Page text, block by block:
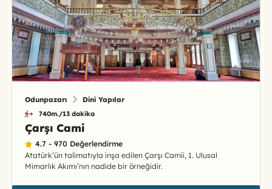
Odunpazarı Dini Yapılar
740m./13 dakika
Çarşı Cami
4.7 - 970 Değerlendirme
Atatürk’ün talimatıyla inşa edilen Çarşı Camii, 1. Ulusal
Mimarlık Akımı’nın nadide bir örneğidir.